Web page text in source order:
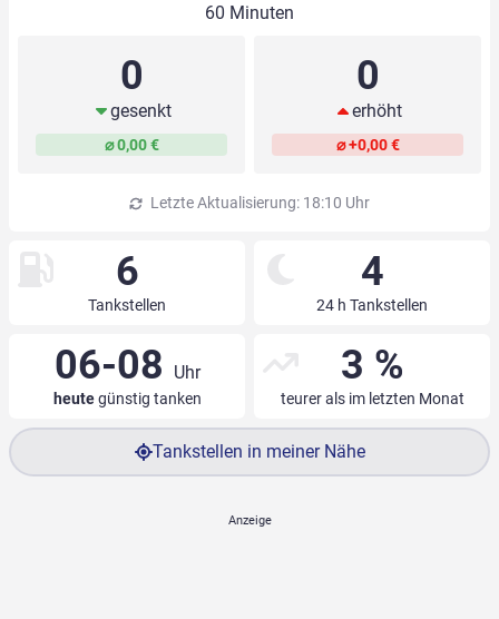
60 Minuten
0
gesenkt
⌀ 0,00 €
0
erhöht
⌀ +0,00 €
Letzte Aktualisierung: 18:10 Uhr
6
Tankstellen
4
24 h Tankstellen
06-08 Uhr
heutegünstig tanken
3 %
teurer als im letzten Monat
Tankstellen in meiner Nähe